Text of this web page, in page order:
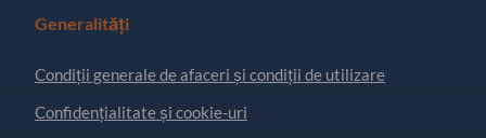
Generalități
Condiţii generale de afaceri și condiții de utilizare
Confidențialitate și cookie-uri